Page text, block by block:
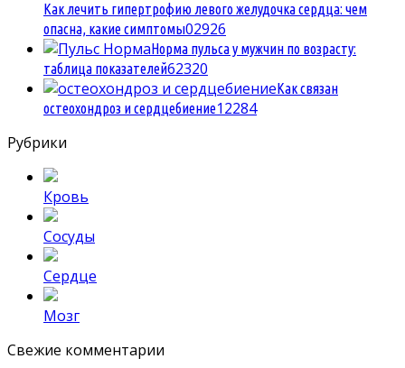
Как лечить гипертрофию левого желудочка сердца: чем
опасна, какие симптомы02926
Норма пульса у мужчин по возрасту:
таблица показателей62320
Как связан
остеохондроз и сердцебиение12284
Рубрики
Кровь
Сосуды
Сердце
Мозг
Свежие комментарии